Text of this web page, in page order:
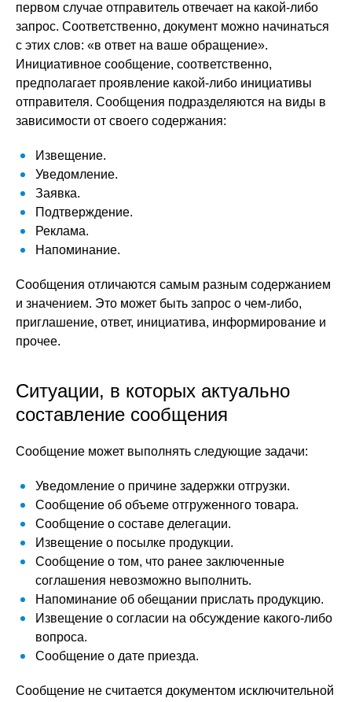
первом случае отправитель отвечает на какой-либо
запрос. Соответственно, документ можно начинаться
с этих слов: «в ответ на ваше обращение».
Инициативное сообщение, соответственно,
предполагает проявление какой-либо инициативы
отправителя. Сообщения подразделяются на виды в
зависимости от своего содержания:
Извещение.
Уведомление.
Заявка.
Подтверждение.
Реклама.
Напоминание.
Сообщения отличаются самым разным содержанием
и значением. Это может быть запрос о чем-либо,
приглашение, ответ, инициатива, информирование и
прочее.
Ситуации, в которых актуально
составление сообщения
Сообщение может выполнять следующие задачи:
Уведомление о причине задержки отгрузки.
Сообщение об объеме отгруженного товара.
Сообщение о составе делегации.
Извещение о посылке продукции.
Сообщение о том, что ранее заключенные
соглашения невозможно выполнить.
Напоминание об обещании прислать продукцию.
Извещение о согласии на обсуждение какого-либо
вопроса.
Сообщение о дате приезда.
Сообщение не считается документом исключительной